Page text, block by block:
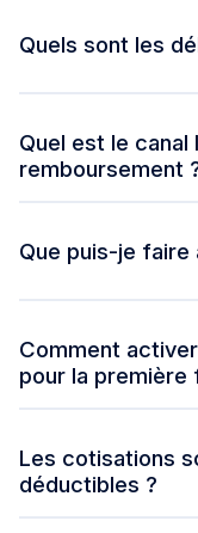
Quels sont les
Quel est le canal
remboursement
Que puis-je faire
Comment
pour la première
Les cotisations
déductibles ?